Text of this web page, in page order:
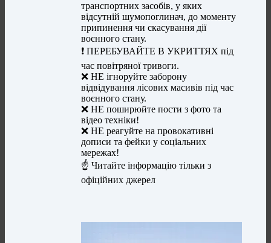
транспортних засобів, у яких
відсутній шумопоглинач, до моменту
припинення чи скасування дії
воєнного стану.
❗️ ПЕРЕБУВАЙТЕ В УКРИТТЯХ під
час повітряної тривоги.
❌ НЕ ігноруйте заборону
відвідування лісових масивів під час
воєнного стану.
❌ НЕ поширюйте пости з фото та
відео техніки!
❌ НЕ реагуйте на провокативні
дописи та фейки у соціальних
мережах!
☝️ Читайте інформацію тільки з
офіційних джерел